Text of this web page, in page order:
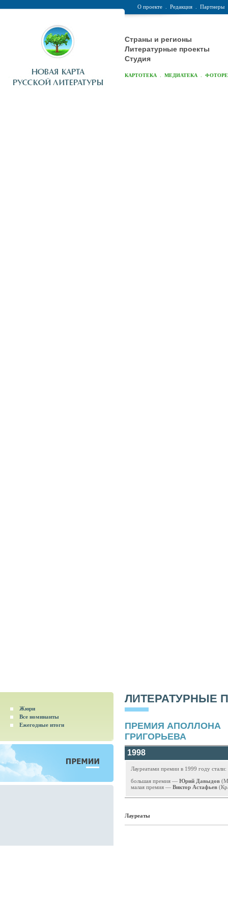
О проекте Редакция Партнеры
Страны и регионы
Литературные проекты
Студия
КАРТОТЕКА МЕДИАТЕКА
Жюри
Все номинанты
Ежегодные итоги
ЛИТЕРАТУРНЫЕ
ПРЕМИЯ АПОЛЛОНА
ГРИГОРЬЕВА
1998
Лауреатами премии в 1999 году стали:
большая премия — Юрий Давыдов
малая премия — Виктор Астафьев
Лауреаты